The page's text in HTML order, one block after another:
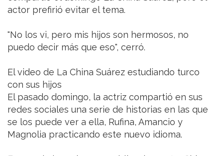
actor prefirió evitar el tema.
"No los vi, pero mis hijos son hermosos, no
puedo decir más que eso", cerró.
El video de La China Suárez estudiando turco
con sus hijos
El pasado domingo, la actriz compartió en sus
redes sociales una serie de historias en las que
se los puede ver a ella, Rufina, Amancio y
Magnolia practicando este nuevo idioma.